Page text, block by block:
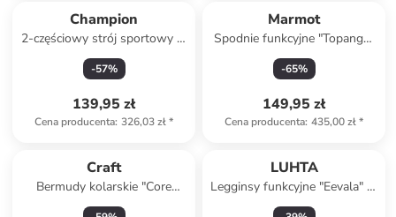
Champion
2-częściowy strój sportowy w
kolorze szarym
-57%
139,95 zł
Cena producenta: 326,03 zł*
Marmot
Spodnie funkcyjne "Topanga"
w kolorze khaki
-65%
149,95 zł
Cena producenta: 435,00 zł*
Craft
Bermudy kolarskie "Core
Offroad XT" w kolorze
LUHTA
Legginsy funkcyjne "Eevala" w
kolorze czarnym